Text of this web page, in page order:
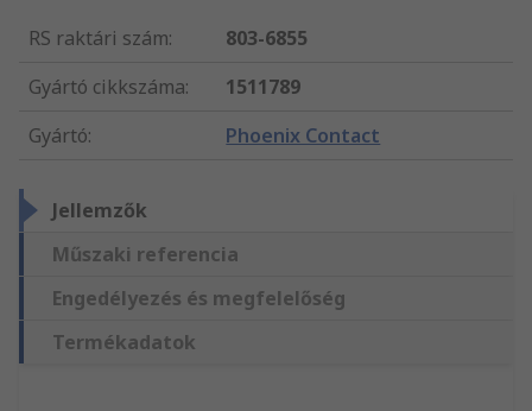
RS raktári szám:
803-6855
Gyártó cikkszáma:
1511789
Gyártó: Phoenix Contact
Jellemzők
Műszaki referencia
Engedélyezés és megfelelőség
Termékadatok